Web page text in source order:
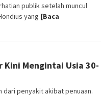
publik setelah muncul
yang [Baca
Kini Mengintai Usia 30-
dari penyakit akibat penuaan.